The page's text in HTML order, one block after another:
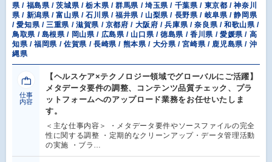
県 / 福島県 / 茨城県 / 栃木県 / 群馬県 / 埼玉県 / 千葉県 / 東京都 / 神奈川
県 / 新潟県 / 富山県 / 石川県 / 福井県 / 山梨県 / 長野県 / 岐阜県 / 静岡県
/ 愛知県 / 三重県 / 滋賀県 / 京都府 / 大阪府 / 兵庫県 / 奈良県 / 和歌山県 /
鳥取県 / 島根県 / 岡山県 / 広島県 / 山口県 / 徳島県 / 香川県 / 愛媛県 / 高
知県 / 福岡県 / 佐賀県 / 長崎県 / 熊本県 / 大分県 / 宮崎県 / 鹿児島県 / 沖
縄県
仕事
内容
【ヘルスケア×テクノロジー領域でグローバルにご活躍】
メタデータ要件の調整、コンテンツ品質チェック、プラ
ットフォームへのアップロード業務をお任せいたしま
す。
＜主な仕事内容＞ ・メタデータ要件やソースファイルの完全
性に関する調整 ・定期的なクリーンアップ・データ管理活動
の実施 ・ブラ…